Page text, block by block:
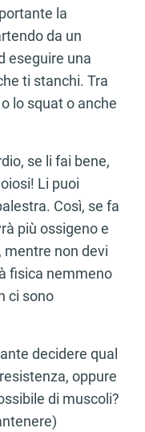
la
da un
eseguire una
ti stanchi. Tra
lo squat o anche
se li fai bene,
Li puoi
Così, se fa
più ossigeno e
mentre non devi
fisica nemmeno
ci sono
decidere qual
oppure
di muscoli?